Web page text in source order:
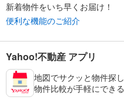
新着物件をいち早くお届け！
便利な機能のご紹介
Yahoo!不動産 アプリ
地図でサクッと物件探し
物件比較が手軽にできる